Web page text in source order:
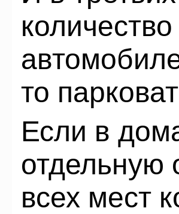
то
Если в
отдельную
всех мест